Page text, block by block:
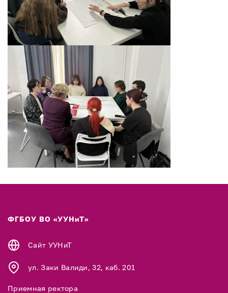
ФГБОУ ВО «УУНиТ»
Сайт УУНиТ
ул. Заки Валиди, 32, каб. 201
Приемная ректора